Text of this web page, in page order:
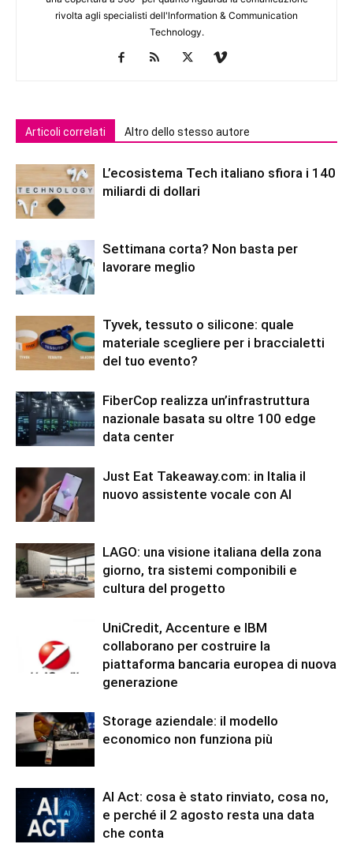
rivolta agli specialisti dell'lnformation & Communication
Technology.
Articoli correlati Altro dello stesso autore
L’ecosistema Tech italiano sfiora i 140
miliardi di dollari
Settimana corta? Non basta per
lavorare meglio
Tyvek, tessuto o silicone: quale
materiale scegliere per i braccialetti
del tuo evento?
FiberCop realizza un’infrastruttura
nazionale basata su oltre 100 edge
data center
Just Eat Takeaway.com: in Italia il
nuovo assistente vocale con AI
LAGO: una visione italiana della zona
giorno, tra sistemi componibili e
cultura del progetto
UniCredit, Accenture e IBM
collaborano per costruire la
piattaforma bancaria europea di nuova
generazione
Storage aziendale: il modello
economico non funziona più
AI Act: cosa è stato rinviato, cosa no,
e perché il 2 agosto resta una data
che conta